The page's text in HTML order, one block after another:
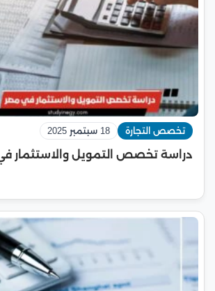
تخصص التجارة 18 سبتمبر 2025
دراسة تخصص التمويل والاستثمار